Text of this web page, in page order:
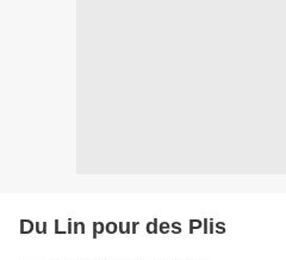
Du Lin pour des Plis